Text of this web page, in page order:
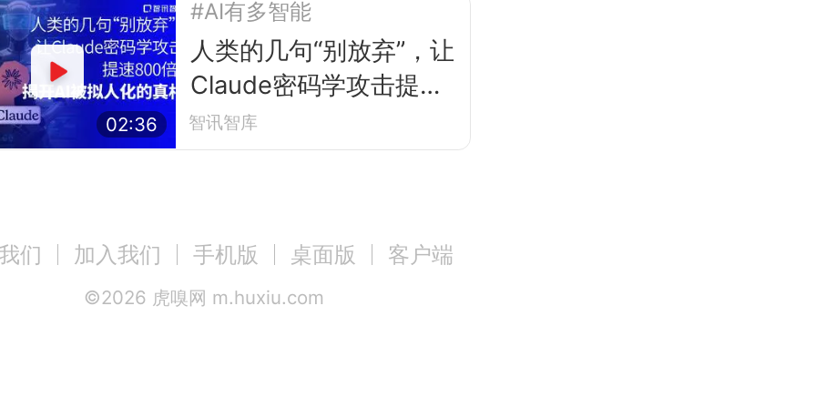
02:36
#AI有多智能
人类的几句“别放弃”，让
Claude密码学攻击提速
800倍？
智讯智库
们 加入我们 手机版 桌面版 客户端
©2026 虎嗅网 m.huxiu.com